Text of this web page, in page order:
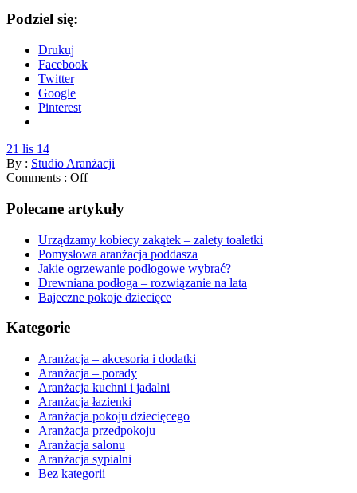
Podziel się:
Drukuj
Facebook
Twitter
Google
Pinterest
21 lis 14
By : Studio Aranżacji
Comments : Off
Polecane artykuły
Urządzamy kobiecy zakątek – zalety toaletki
Pomysłowa aranżacja poddasza
Jakie ogrzewanie podłogowe wybrać?
Drewniana podłoga – rozwiązanie na lata
Bajeczne pokoje dziecięce
Kategorie
Aranżacja – akcesoria i dodatki
Aranżacja – porady
Aranżacja kuchni i jadalni
Aranżacja łazienki
Aranżacja pokoju dziecięcego
Aranżacja przedpokoju
Aranżacja salonu
Aranżacja sypialni
Bez kategorii